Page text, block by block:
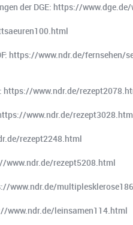
der DGE: https://
https://www.ndr.de/
https://www.ndr.de/
www.ndr.de/
rezept2248.html
www.ndr.de/rezept5208.html
www.ndr.de/
www.ndr.de/leinsamen114.html